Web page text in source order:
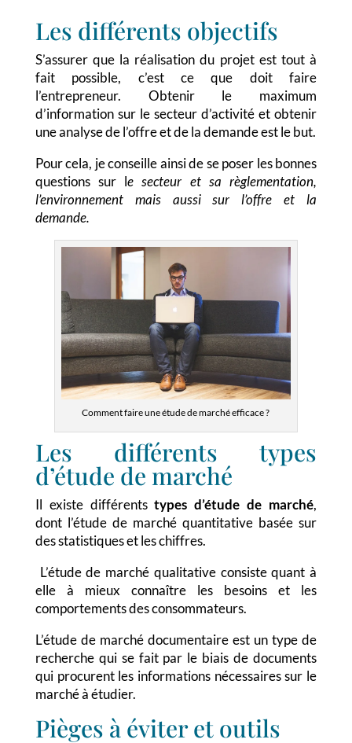
Les différents objectifs
S’assurer que la réalisation du projet est tout à
fait possible, c’est ce que doit faire
l’entrepreneur. Obtenir le maximum
d’information sur le secteur d’activité et obtenir
une analyse de l’offre et de la demande est le but.
Pour cela, je conseille ainsi de se poser les bonnes
questions sur le secteur et sa règlementation,
l’environnement mais aussi sur l’offre et la
demande.
Comment faire une étude de marché efficace ?
Les différents types
d’étude de marché
Il existe différentstypes d’étude de marché,
dont l’étude de marché quantitative basée sur
des statistiques et les chiffres.
L’étude de marché qualitative consiste quant à
elle à mieux connaître les besoins et les
comportements des consommateurs.
L’étude de marché documentaire est un type de
recherche qui se fait par le biais de documents
qui procurent les informations nécessaires sur le
marché à étudier.
Pièges à éviter et outils